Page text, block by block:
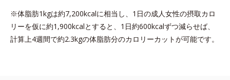
※体脂肪1kgは約7,200kcalに相当し、1日の成人女性の摂取カロ
リーを仮に約1,900kcalとすると、1日約600kcalずつ減らせば、
計算上4週間で約2.3kgの体脂肪分のカロリーカットが可能です。